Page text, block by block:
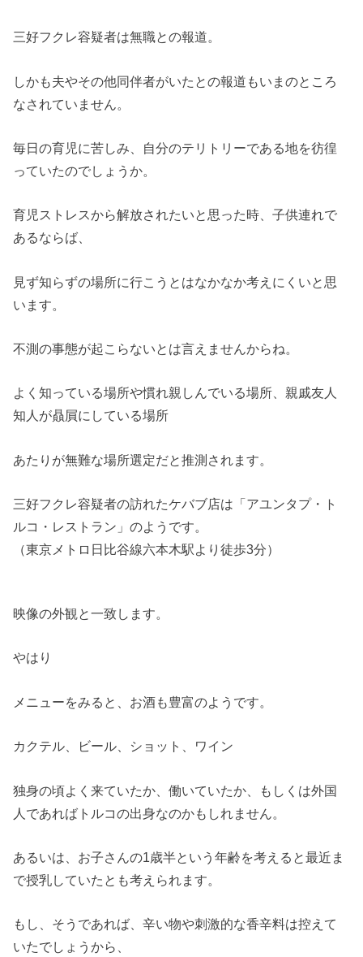
三好フクレ容疑者は無職との報道。
しかも夫やその他同伴者がいたとの報道もいまのところ
なされていません。
毎日の育児に苦しみ、自分のテリトリーである地を彷徨
っていたのでしょうか。
育児ストレスから解放されたいと思った時、子供連れで
あるならば、
見ず知らずの場所に行こうとはなかなか考えにくいと思
います。
不測の事態が起こらないとは言えませんからね。
よく知っている場所や慣れ親しんでいる場所、親戚友人
知人が贔屓にしている場所
あたりが無難な場所選定だと推測されます。
三好フクレ容疑者の訪れたケバブ店は「アユンタプ・ト
ルコ・レストラン 」のようです。
（東京メトロ日比谷線六本木駅より徒歩3分）
映像の外観と一致します。
やはり
メニューをみると、お酒も豊富のようです。
カクテル、ビール、ショット、ワイン
独身の頃よく来ていたか、働いていたか、もしくは外国
人であればトルコの出身なのかもしれません。
あるいは、お子さんの1歳半という年齢を考えると最近ま
で授乳していたとも考えられます。
もし、そうであれば、辛い物や刺激的な香辛料は控えて
いたでしょうから、